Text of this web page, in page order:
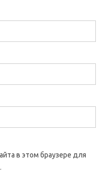
в этом браузере для